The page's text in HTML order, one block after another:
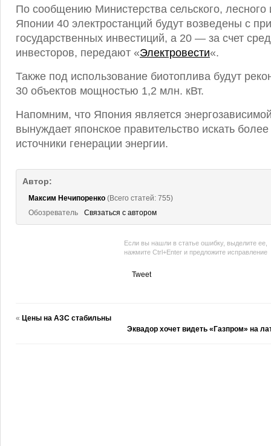
По сообщению Министерства сельского, лесного
Японии 40 электростанций будут возведены с
государственных инвестиций, а 20 — за счет
инвесторов, передают «Электровести«.
Также под использование биотоплива будут
30 объектов мощностью 1,2 млн. кВт.
Напомним, что Япония является
вынуждает японское правительство искать
источники генерации энергии.
Автор:
Максим Нечипоренко (Всего статей: 755)
Обозреватель
Связаться с автором
Если вы нашли в статье ошибку, выделите ее,
нажмите Ctrl+Enter и предложите исправление
Tweet
« Цены на АЗС стабильны
Эквадор хочет видеть «Газпром» на